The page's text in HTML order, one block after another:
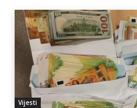
Vijesti